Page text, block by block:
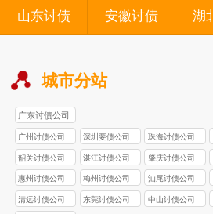
山东讨债 安徽讨债 湖
城市分站
广东讨债公司
广州讨债公司 深圳要债公司 珠海讨债公司
韶关讨债公司 湛江讨债公司 肇庆讨债公司
惠州讨债公司 梅州讨债公司 汕尾讨债公司
清远讨债公司 东莞讨债公司 中山讨债公司